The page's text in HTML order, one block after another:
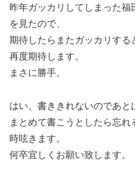
昨年ガッカリしてしまった
を見たので、
期待したらまたガッカリす
再度期待します。
まさに勝手。
はい、書ききれないのであと
まとめて書こうとしたら忘
時呟きます。
何卒宜しくお願い致します。